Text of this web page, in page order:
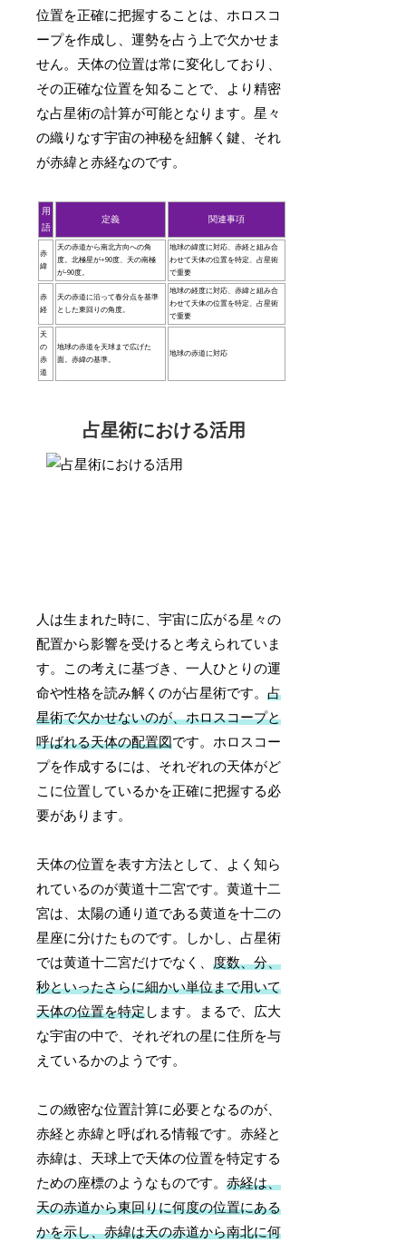
位置を正確に把握することは、ホロスコ
ープを作成し、運勢を占う上で欠かせま
せん。天体の位置は常に変化しており、
その正確な位置を知ることで、より精密
な占星術の計算が可能となります。星々
の織りなす宇宙の神秘を紐解く鍵、それ
が赤緯と赤経なのです。
用
語
定義 関連事項
赤
緯
天の赤道から南北方向への角
度。北極星が+90度、天の南極
が-90度。
地球の緯度に対応、赤経と組み合
わせて天体の位置を特定、占星術
で重要
赤
経
天の赤道に沿って春分点を基準
とした東回りの角度。
地球の経度に対応、赤緯と組み合
わせて天体の位置を特定、占星術
で重要
天
の
赤
道
地球の赤道を天球まで広げた
面。赤緯の基準。
地球の赤道に対応
占星術における活用
人は生まれた時に、宇宙に広がる星々の
配置から影響を受けると考えられていま
す。この考えに基づき、一人ひとりの運
命や性格を読み解くのが占星術です。占
星術で欠かせないのが、ホロスコープと
呼ばれる天体の配置図です。ホロスコー
プを作成するには、それぞれの天体がど
こに位置しているかを正確に把握する必
要があります。
天体の位置を表す方法として、よく知ら
れているのが黄道十二宮です。黄道十二
宮は、太陽の通り道である黄道を十二の
星座に分けたものです。しかし、占星術
では黄道十二宮だけでなく、度数、分、
秒といったさらに細かい単位まで用いて
天体の位置を特定します。まるで、広大
な宇宙の中で、それぞれの星に住所を与
えているかのようです。
この緻密な位置計算に必要となるのが、
赤経と赤緯と呼ばれる情報です。赤経と
赤緯は、天球上で天体の位置を特定する
ための座標のようなものです。赤経は、
天の赤道から東回りに何度の位置にある
かを示し、赤緯は天の赤道から南北に何